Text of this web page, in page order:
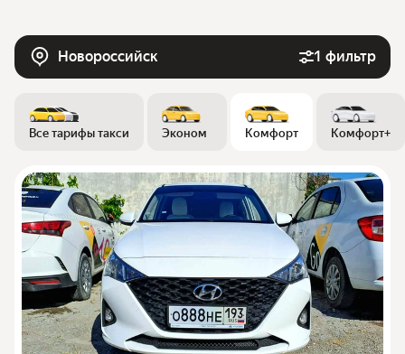
Новороссийск 1 фильтр
Все тарифы такси Эконом Комфорт Комфорт+